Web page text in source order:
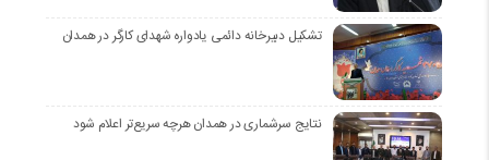
تشکیل دبیرخانه دائمی یادواره شهدای کارگر در همدان
نتایج سرشماری در همدان هرچه سریع‌تر اعلام شود